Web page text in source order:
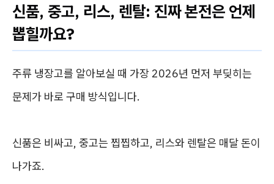
신품, 중고, 리스, 렌탈: 진짜 본전은 언제
뽑힐까요?
주류 냉장고를 알아보실 때 가장 2026년 먼저 부딪히는
문제가 바로 구매 방식입니다.
신품은 비싸고, 중고는 찝찝하고, 리스와 렌탈은 매달 돈이
나가죠.